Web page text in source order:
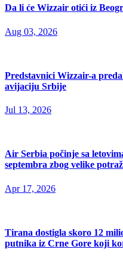
Da li će Wizzair otići iz
Aug 03, 2026
Predstavnici Wizzair-a
avijaciju Srbije
Jul 13, 2026
Air Serbia počinje sa
septembra zbog velike
Apr 17, 2026
Tirana dostigla skoro 12
putnika iz Crne Gore koji